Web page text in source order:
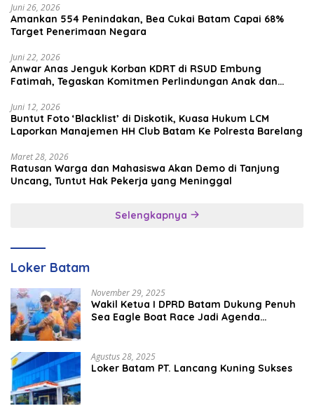
Juni 26, 2026
Amankan 554 Penindakan, Bea Cukai Batam Capai 68%
Target Penerimaan Negara
Juni 22, 2026
Anwar Anas Jenguk Korban KDRT di RSUD Embung
Fatimah, Tegaskan Komitmen Perlindungan Anak dan
Juni 12, 2026
Buntut Foto ‘Blacklist’ di Diskotik, Kuasa Hukum LCM
Laporkan Manajemen HH Club Batam Ke Polresta Barelang
Maret 28, 2026
Ratusan Warga dan Mahasiswa Akan Demo di Tanjung
Uncang, Tuntut Hak Pekerja yang Meninggal
Selengkapnya
Loker Batam
November 29, 2025
Wakil Ketua I DPRD Batam Dukung Penuh
Sea Eagle Boat Race Jadi Agenda
Agustus 28, 2025
Loker Batam PT. Lancang Kuning Sukses